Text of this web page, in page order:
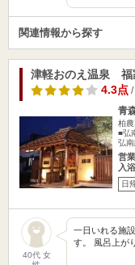
関連情報から探す
津軽おのえ温泉 福
4.3点/
青
柏
■弘
弘
営
入
日
40代 女
一日いれる施
す。 風呂上が